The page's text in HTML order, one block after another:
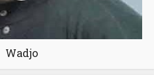
Wadjo